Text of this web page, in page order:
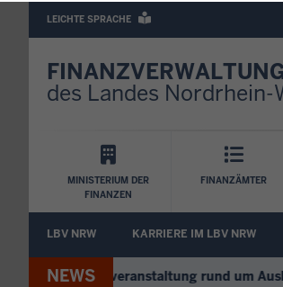
Sprachen
LEICHTE SPRACHE
des Landes Nordrhein-
Hauptnavigation
MINISTERIUM DER
FINANZEN
FINANZÄMTER
LBV NRW KARRIERE IM LBV NRW
NEWS
Digitale Infoveranstaltung rund um